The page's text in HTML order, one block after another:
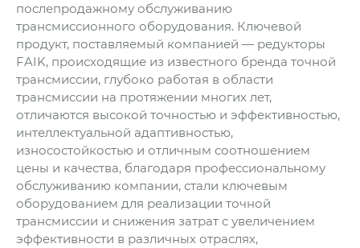
послепродажному обслуживанию
трансмиссионного оборудования. Ключевой
продукт, поставляемый компанией — редукторы
FAIK, происходящие из известного бренда точной
трансмиссии, глубоко работая в области
трансмиссии на протяжении многих лет,
отличаются высокой точностью и эффективностью,
интеллектуальной адаптивностью,
износостойкостью и отличным соотношением
цены и качества, благодаря профессиональному
обслуживанию компании, стали ключевым
оборудованием для реализации точной
трансмиссии и снижения затрат с увеличением
эффективности в различных отраслях,